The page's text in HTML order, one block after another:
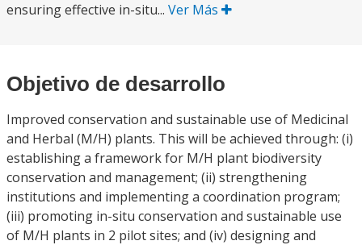
ensuring effective in-situ... Ver Más
Objetivo de desarrollo
Improved conservation and sustainable use of Medicinal
and Herbal (M/H) plants. This will be achieved through: (i)
establishing a framework for M/H plant biodiversity
conservation and management; (ii) strengthening
institutions and implementing a coordination program;
(iii) promoting in-situ conservation and sustainable use
of M/H plants in 2 pilot sites; and (iv) designing and